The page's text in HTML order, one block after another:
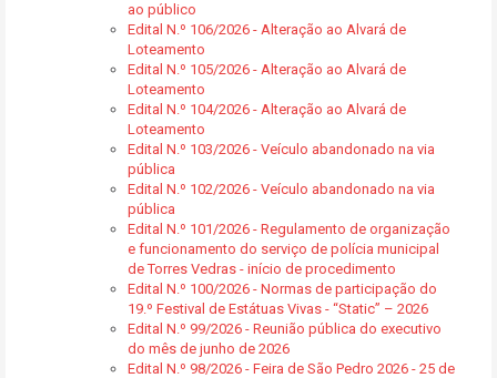
ao público
Edital N.º 106/2026 - Alteração ao Alvará de
Loteamento
Edital N.º 105/2026 - Alteração ao Alvará de
Loteamento
Edital N.º 104/2026 - Alteração ao Alvará de
Loteamento
Edital N.º 103/2026 - Veículo abandonado na via
pública
Edital N.º 102/2026 - Veículo abandonado na via
pública
Edital N.º 101/2026 - Regulamento de organização
e funcionamento do serviço de polícia municipal
de Torres Vedras - início de procedimento
Edital N.º 100/2026 - Normas de participação do
19.º Festival de Estátuas Vivas - “Static” – 2026
Edital N.º 99/2026 - Reunião pública do executivo
do mês de junho de 2026
Edital N.º 98/2026 - Feira de São Pedro 2026 - 25 de